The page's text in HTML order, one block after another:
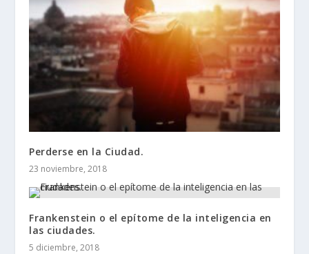
Perderse en la Ciudad.
23 noviembre, 2018
Frankenstein o el epítome de la inteligencia en
las ciudades.
5 diciembre, 2018